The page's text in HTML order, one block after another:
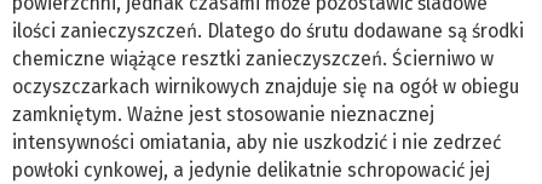
ilości zanieczyszczeń. Dlatego do śrutu dodawane są środki
chemiczne wiążące resztki zanieczyszczeń. Ścierniwo w
oczyszczarkach wirnikowych znajduje się na ogół w obiegu
zamkniętym. Ważne jest stosowanie nieznacznej
intensywności omiatania, aby nie uszkodzić i nie zedrzeć
powłoki cynkowej, a jedynie delikatnie schropowacić jej